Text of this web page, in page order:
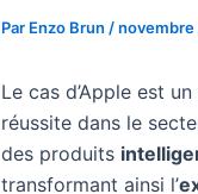
Par Enzo Brun /
Le cas d’Apple est
réussite dans le
des produits
transformant ainsi l’